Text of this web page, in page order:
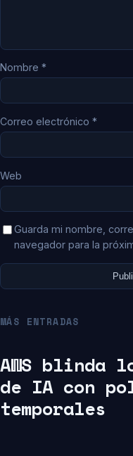
Nombre *
Correo electrónico *
Web
Guarda mi nombre,
navegador para la
MÁS ENTRADAS
AWS blinda
de IA con
temporales